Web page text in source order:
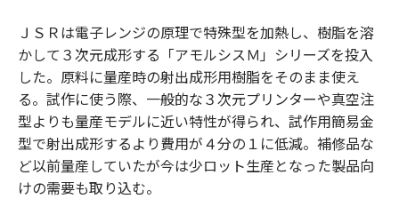
o
o
k
e
r
u
t
n
ＪＳＲは電子レンジの原理で特殊型を加熱し、樹脂を溶
かして３次元成形する「アモルシスＭ」シリーズを投入
した。原料に量産時の射出成形用樹脂をそのまま使え
る。試作に使う際、一般的な３次元プリンターや真空注
型よりも量産モデルに近い特性が得られ、試作用簡易金
型で射出成形するより費用が４分の１に低減。補修品な
ど以前量産していたが今は少ロット生産となった製品向
けの需要も取り込む。